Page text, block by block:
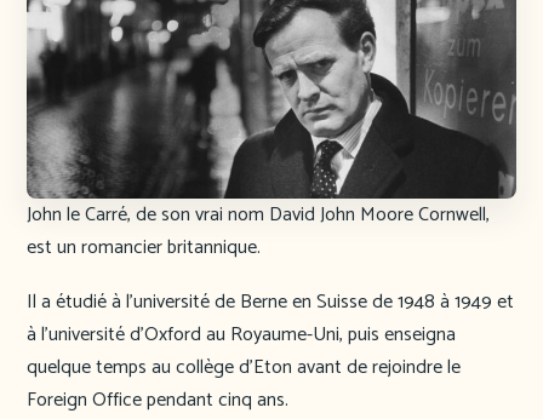
John le Carré, de son vrai nom David John Moore Cornwell,
est un romancier britannique.
Il a étudié à l’université de Berne en Suisse de 1948 à 1949 et
à l’université d’Oxford au Royaume-Uni, puis enseigna
quelque temps au collège d’Eton avant de rejoindre le
Foreign Office pendant cinq ans.